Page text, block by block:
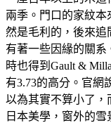
兩季。門口的家紋
然是毛利的，後來追
有著一些因緣的關系
時也得到Gault &
有3.73的高分。官網
以為其實不算小了，
日本美學，窗外的